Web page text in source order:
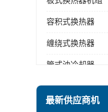
容积式换热器
缠绕式换热器
管式油冷却器
盘管换热
最新供应商机